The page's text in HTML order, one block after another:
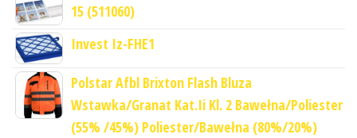
15 (511060)
Invest Iz-FHE1
Polstar Afbl Brixton Flash Bluza
Wstawka/Granat Kat.Ii Kl. 2 Bawełna/Poliester
(55% /45%) Poliester/Bawełna (80%/20%)